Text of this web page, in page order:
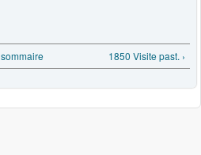
sommaire 1850 Visite past. ›